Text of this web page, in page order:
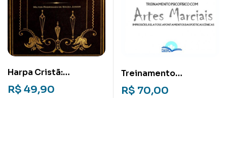
Harpa Cristã:
Instrumento da
expansão Pentecostal
R$ 49,90
Treinamento
Psicofísico em Artes
Marciais: Impressões,
R$ 70,00